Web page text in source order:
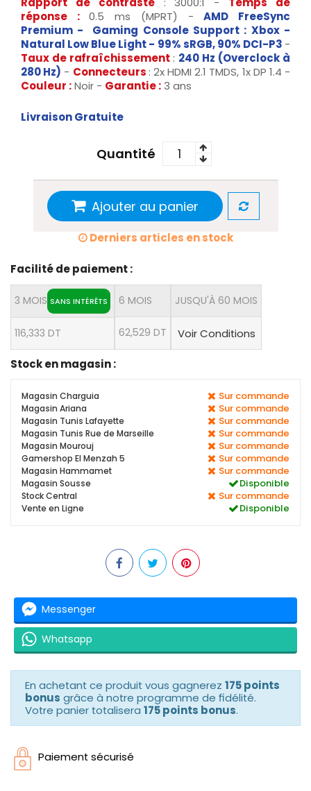
réponse :0.5 ms (MPRT) -AMD FreeSync
Premium - Gaming Console Support : Xbox -
Natural Low Blue Light - 99% sRGB, 90% DCI-P3 -
Taux de rafraîchissement : 240 Hz (Overclock à
280 Hz) - Connecteurs : 2x HDMI 2.1 TMDS, 1x DP 1.4 -
Couleur :Noir - Garantie:3 ans
Livraison Gratuite
Quantité
Ajouter au panier
Derniers articles en stock
Facilité de paiement :
3 MOIS SANS INTÉRÊTS
116,333 DT
6 MOIS
62,529 DT
JUSQU'À 60 MOIS
Voir Conditions
Stock en magasin :
Magasin Charguia Sur commande
Magasin Ariana Sur commande
Magasin Tunis Lafayette Sur commande
Magasin Tunis Rue de Marseille Sur commande
Magasin Mourouj Sur commande
Gamershop El Menzah 5 Sur commande
Magasin Hammamet Sur commande
Magasin Sousse Disponible
Stock Central Sur commande
Vente en Ligne Disponible
Messenger
Whatsapp
En achetant ce produit vous gagnerez 175 points
bonus grâce à notre programme de fidélité.
Votre panier totalisera 175 points bonus.
Paiement sécurisé